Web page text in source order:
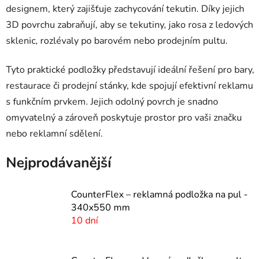
designem, který zajišťuje zachycování tekutin. Díky jejich
3D povrchu zabraňují, aby se tekutiny, jako rosa z ledových
sklenic, rozlévaly po barovém nebo prodejním pultu.
Tyto praktické podložky představují ideální řešení pro bary,
restaurace či prodejní stánky, kde spojují efektivní reklamu
s funkčním prvkem. Jejich odolný povrch je snadno
omyvatelný a zároveň poskytuje prostor pro vaši značku
nebo reklamní sdělení.
Nejprodávanější
CounterFlex – reklamná podložka na pul -
340x550 mm
10 dní